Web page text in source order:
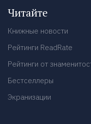
Читайте
Книжные новости
Рейтинги ReadRate
Рейтинги от
Бестселлеры
Экранизации